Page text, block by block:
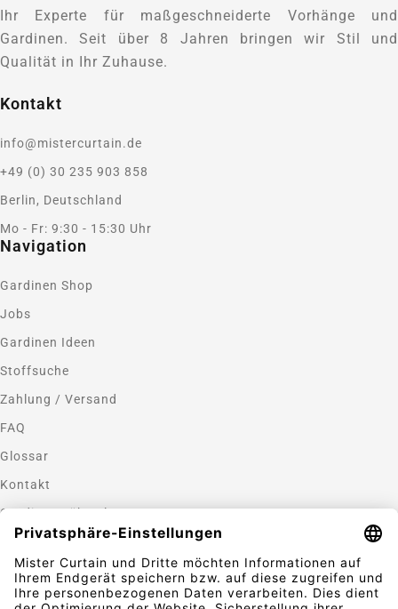
Ihr Experte für maßgeschneiderte Vorhänge und
Gardinen. Seit über 8 Jahren bringen wir Stil und
Qualität in Ihr Zuhause.
Kontakt
info@mistercurtain.de
+49 (0) 30 235 903 858
Berlin, Deutschland
Mo - Fr: 9:30 - 15:30 Uhr
Navigation
Gardinen Shop
Jobs
Gardinen Ideen
Stoffsuche
Zahlung / Versand
FAQ
Glossar
Kontakt
Gardinen nähen lassen
Zahlungsmethoden